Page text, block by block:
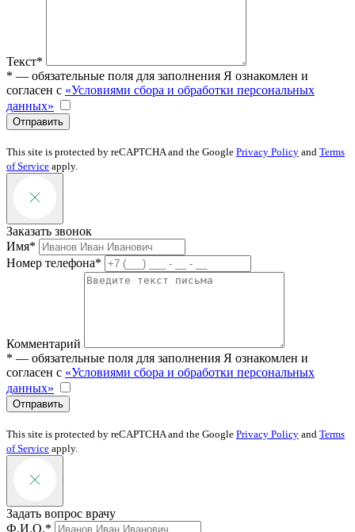
Текст*
* — обязательные поля для заполнения Я ознакомлен и
согласен с «Условиями сбора и обработки персональных
данных»
Отправить
This site is protected by reCAPTCHA and the Google Privacy Policy and Terms
of Service apply.
Заказать звонок
Имя*
Номер телефона*
Комментарий
* — обязательные поля для заполнения Я ознакомлен и
согласен с «Условиями сбора и обработки персональных
данных»
Отправить
This site is protected by reCAPTCHA and the Google Privacy Policy and Terms
of Service apply.
Задать вопрос врачу
Ф.И.О.*